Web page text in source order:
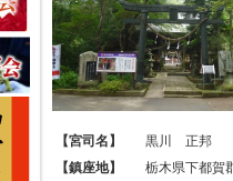
【宮司名】
黒川 正邦
【鎮座地】
栃木県下都賀